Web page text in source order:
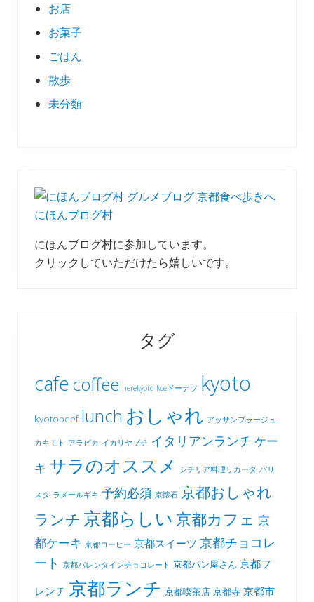
お店
お菓子
ごはん
散歩
未分類
にほんブログ村
にほんブログ村に参加しています。
クリックしていただけたら嬉しいです。
タグ
cafe coffee herekyoto koeドーナツ kyoto
kyotobeef lunch おしゃれ アッサンブラージュ
カキモト アラビカ イカリヤプチ イタリアンランチ ケー
キ サラのオススメ シチリア料理リカータ バリ
スタ ラメールギキ 予約必須 京懐石 京都おしゃれ
ランチ 京都らしい 京都カフェ 京
都ケーキ 京都コーヒー 京都スイーツ 京都チョコレ
ート 京都バレンタインチョコレート 京都パン屋さん 京都フ
レンチ 京都ランチ 京都喫茶店 京都寺 京都市